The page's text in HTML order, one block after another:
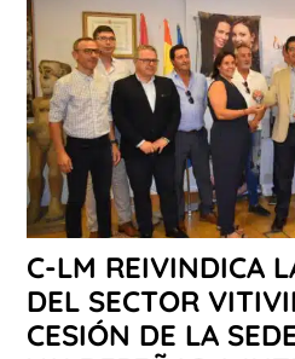
C-LM REIVINDICA
DEL SECTOR
CESIÓN DE LA